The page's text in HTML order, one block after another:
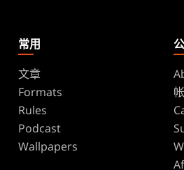
常用
文章
Formats
Rules
Podcast
Wallpapers